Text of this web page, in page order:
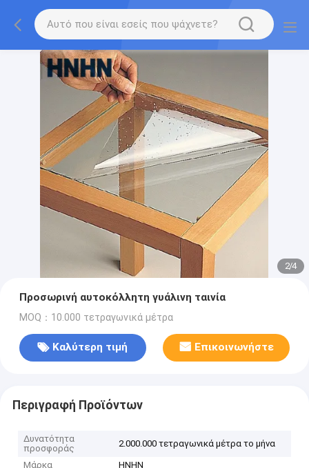
2/4
Προσωρινή αυτοκόλλητη γυάλινη ταινία
MOQ：10.000 τετραγωνικά μέτρα
Καλύτερη τιμή Επικοινωνήστε
Περιγραφή Προϊόντων
Δυνατότητα
προσφοράς
2.000.000 τετραγωνικά μέτρα το μήνα
Μάρκα
HNHN